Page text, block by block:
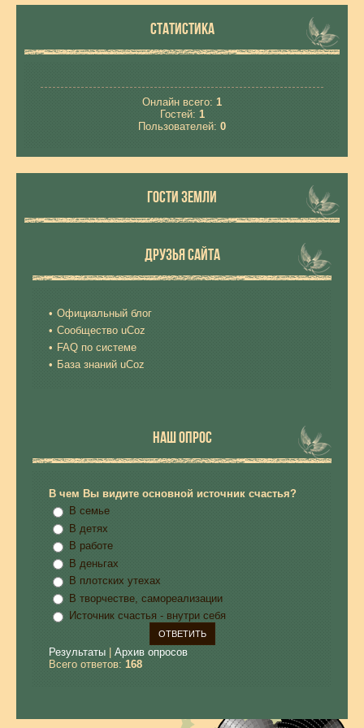
СТАТИСТИКА
Онлайн всего: 1
Гостей: 1
Пользователей: 0
ГОСТИ ЗЕМЛИ
ДРУЗЬЯ САЙТА
Официальный блог
Сообщество uCoz
FAQ по системе
База знаний uCoz
НАШ ОПРОС
В чем Вы видите основной источник счастья?
В семье
В детях
В работе
В деньгах
В плотских утехах
В творчестве, самореализации
Источник счастья - внутри себя
Результаты
Архив опросов
Всего ответов: 168